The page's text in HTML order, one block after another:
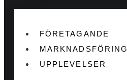
FÖRETAGANDE
MARKNADSFÖRING
UPPLEVELSER